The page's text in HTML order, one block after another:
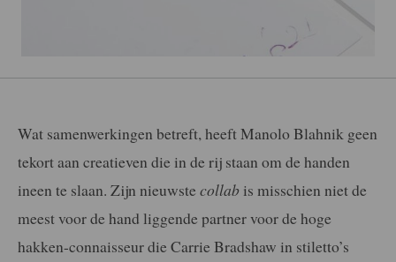
Wat samenwerkingen betreft, heeft Manolo Blahnik geen
tekort aan creatieven die in de rij staan om de handen
ineen te slaan. Zijn nieuwste collab is misschien niet de
meest voor de hand liggende partner voor de hoge
hakken-connaisseur die Carrie Bradshaw in stiletto’s